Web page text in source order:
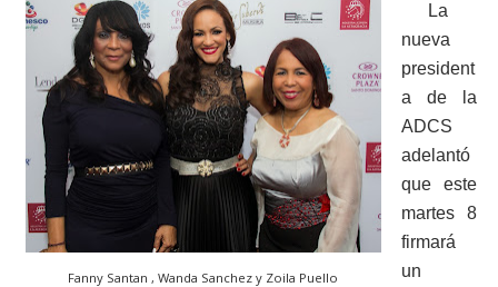
Fanny Santan , Wanda Sanchez y Zoila Puello
La
nueva
president
a de la
ADCS
adelantó
que este
martes 8
firmará
un